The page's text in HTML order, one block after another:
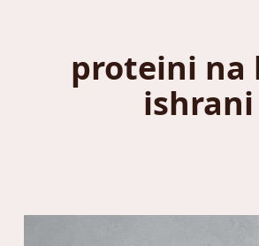
proteini na
ishrani